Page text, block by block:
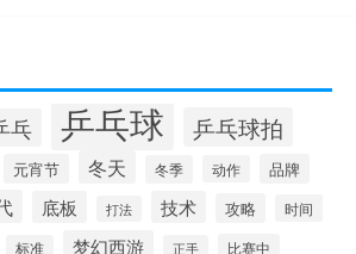
乓 乒乓球 乒乓球拍
元宵节 冬天 冬季 动作
品牌
底板 打法 技术 攻略 时间
标准 梦幻西游 正手 比赛中